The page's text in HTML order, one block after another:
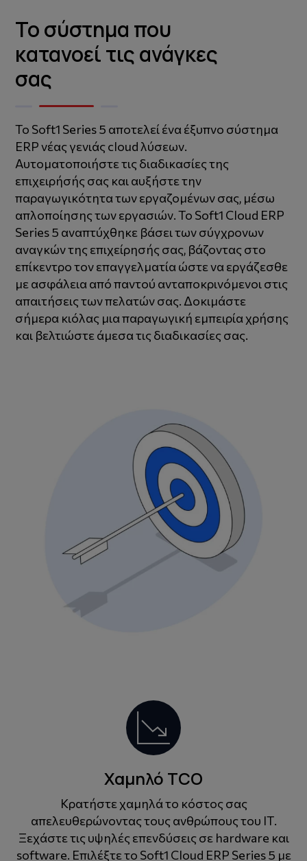
Το σύστημα που
κατανοεί τις ανάγκες
σας
Το Soft1 Series 5 αποτελεί ένα έξυπνο σύστημα
ERP νέας γενιάς cloud λύσεων.
Αυτοματοποιήστε τις διαδικασίες της
επιχειρήσής σας και αυξήστε την
παραγωγικότητα των εργαζομένων σας, μέσω
απλοποίησης των εργασιών. Το Soft1 Cloud ERP
Series 5 αναπτύχθηκε βάσει των σύγχρονων
αναγκών της επιχείρησής σας, βάζοντας στο
επίκεντρο τον επαγγελματία ώστε να εργάζεσθε
με ασφάλεια από παντού ανταποκρινόμενοι στις
απαιτήσεις των πελατών σας. Δοκιμάστε
σήμερα κιόλας μια παραγωγική εμπειρία χρήσης
και βελτιώστε άμεσα τις διαδικασίες σας.
Χαμηλό TCO
Κρατήστε χαμηλά το κόστος σας
απελευθερώνοντας τους ανθρώπους του ΙΤ.
Ξεχάστε τις υψηλές επενδύσεις σε hardware και
software. Επιλέξτε το Soft1 Cloud ERP Series 5 με